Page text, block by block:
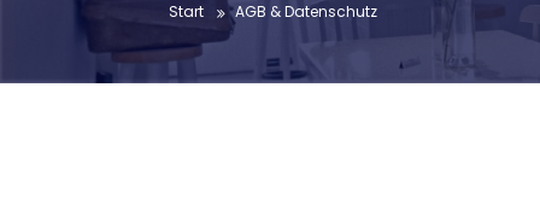
Start
AGB & Datenschutz